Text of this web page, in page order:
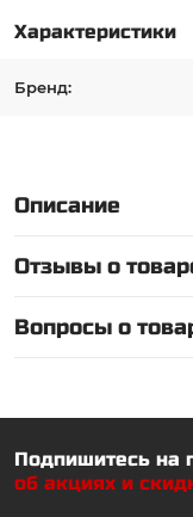
Характеристики
Бренд:
Описание
Отзывы о
Вопросы о
Подпишитесь на
об акциях и